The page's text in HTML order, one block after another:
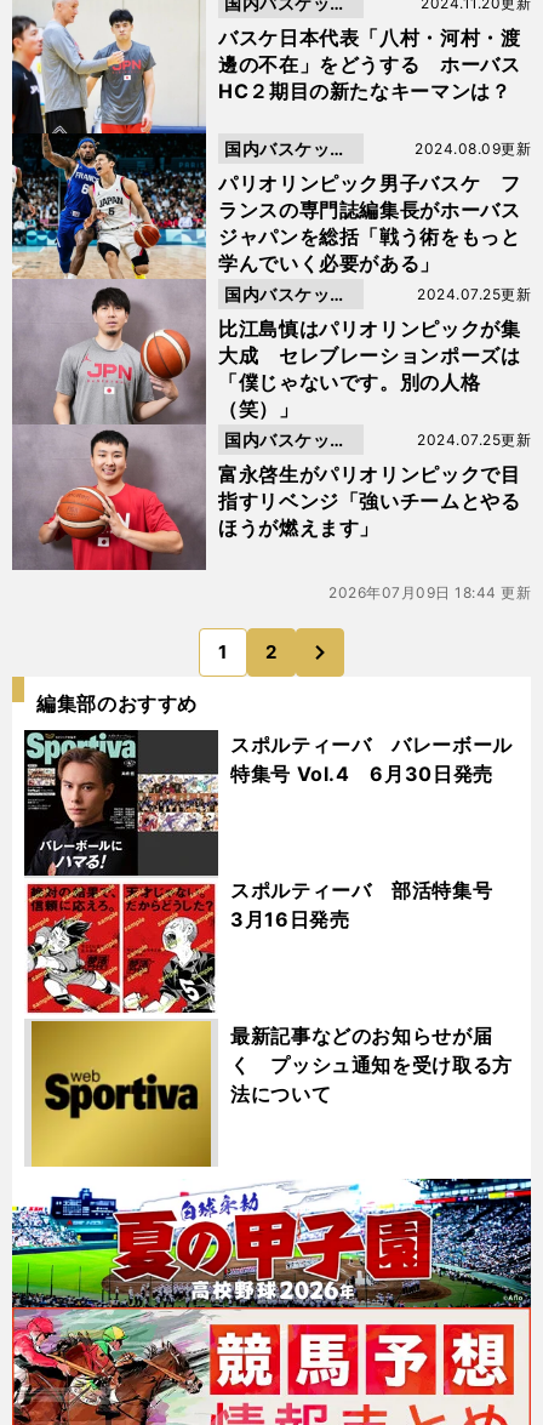
バスケ日本代表「八村・河村・渡
邊の不在」をどうする ホーバス
HC２期目の新たなキーマンは？
ボール
パリオリンピック男子バスケ フ
ランスの専門誌編集長がホーバス
ジャパンを総括「戦う術をもっと
学んでいく必要がある」
2024.08.09更新
国内バスケット
ボール
比江島慎はパリオリンピックが集
大成 セレブレーションポーズは
「僕じゃないです。別の人格
（笑）」
2024.07.25更新
国内バスケット
ボール
富永啓生がパリオリンピックで目
指すリベンジ「強いチームとやる
ほうが燃えます」
2024.07.25更新
国内バスケット
ボール
2026年07月09日 18:44 更新
1 2
編集部のおすすめ
スポルティーバ バレーボール
特集号 Vol.4 6月30日発売
スポルティーバ 部活特集号
3月16日発売
最新記事などのお知らせが届
く プッシュ通知を受け取る方
法について